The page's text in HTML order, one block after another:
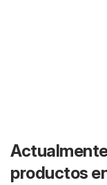
productos